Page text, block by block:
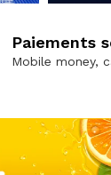
Paiements
Mobile money,